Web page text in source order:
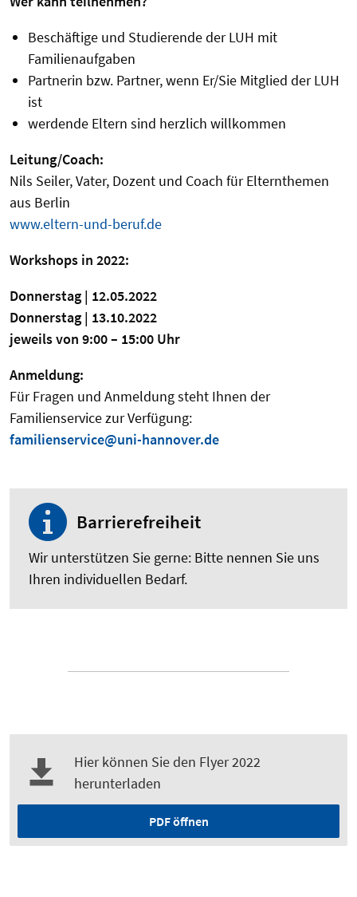
Beschäftige und Studierende der LUH mit
Familienaufgaben
Partnerin bzw. Partner, wenn Er/Sie Mitglied der LUH
ist
werdende Eltern sind herzlich willkommen
Leitung/Coach:
Nils Seiler, Vater, Dozent und Coach für Elternthemen
aus Berlin
www.eltern-und-beruf.de
Workshops in 2022:
Donnerstag | 12.05.2022
Donnerstag | 13.10.2022
jeweils von 9:00 – 15:00 Uhr
Anmeldung:
Für Fragen und Anmeldung steht Ihnen der
Familienservice zur Verfügung:
familienservice@uni-hannover.de
Barrierefreiheit
Wir unterstützen Sie gerne: Bitte nennen Sie uns
Ihren individuellen Bedarf.
Hier können Sie den Flyer 2022
herunterladen
PDF öffnen